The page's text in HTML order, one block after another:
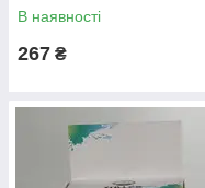
В наявності
267 ₴